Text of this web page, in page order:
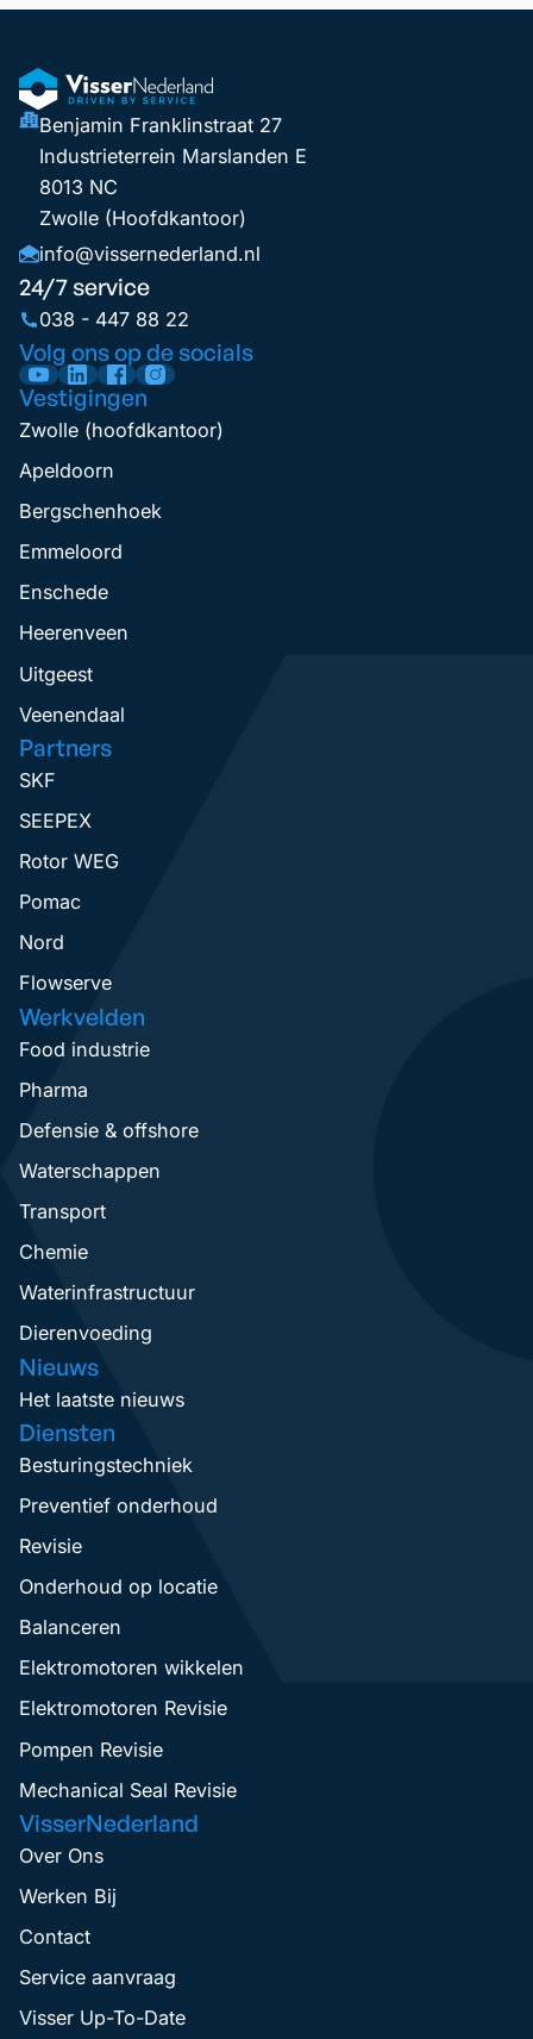
Benjamin Franklinstraat 27
Industrieterrein Marslanden E
8013 NC
Zwolle (Hoofdkantoor)
info@vissernederland.nl
24/7 service
038 - 447 88 22
Volg ons op de socials
Vestigingen
Zwolle (hoofdkantoor)
Apeldoorn
Bergschenhoek
Emmeloord
Enschede
Heerenveen
Uitgeest
Veenendaal
Partners
SKF
SEEPEX
Rotor WEG
Pomac
Nord
Flowserve
Werkvelden
Food industrie
Pharma
Defensie & offshore
Waterschappen
Transport
Chemie
Waterinfrastructuur
Dierenvoeding
Nieuws
Het laatste nieuws
Diensten
Besturingstechniek
Preventief onderhoud
Revisie
Onderhoud op locatie
Balanceren
Elektromotoren wikkelen
Elektromotoren Revisie
Pompen Revisie
Mechanical Seal Revisie
VisserNederland
Over Ons
Werken Bij
Contact
Service aanvraag
Visser Up-To-Date